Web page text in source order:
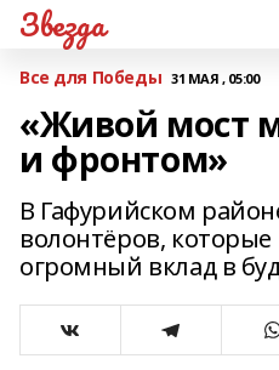
Звезда
Все для Победы 31 МАЯ , 05:00
«Живой мост
и фронтом»
В Гафурийском
волонтёров,
огромный вклад в